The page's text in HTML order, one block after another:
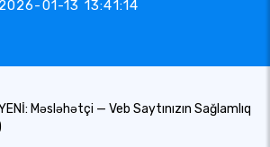
2026-01-13 13:41:14
Məsləhətçi — Veb Saytınızın Sağlamlıq